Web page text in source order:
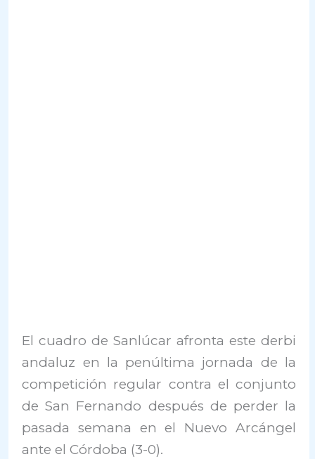
El cuadro de Sanlúcar afronta este derbi
andaluz en la penúltima jornada de la
competición regular contra el conjunto
de San Fernando después de perder la
pasada semana en el Nuevo Arcángel
ante el Córdoba (3-0).